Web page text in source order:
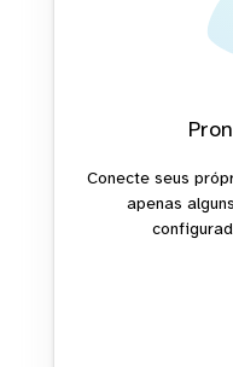
Conecte seus
apenas